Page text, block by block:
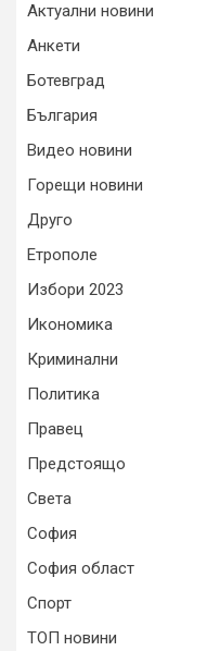
Актуални новини
Анкети
Ботевград
България
Видео новини
Горещи новини
Друго
Етрополе
Избори 2023
Икономика
Криминални
Политика
Правец
Предстоящо
Света
София
София област
Спорт
ТОП новини